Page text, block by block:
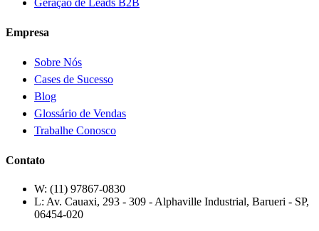
Empresa
Sobre Nós
Cases de Sucesso
Blog
Glossário de Vendas
Trabalhe Conosco
Contato
W: (11) 97867-0830
L: Av. Cauaxi, 293 - 309 - Alphaville Industrial, Barueri - SP,
06454-020